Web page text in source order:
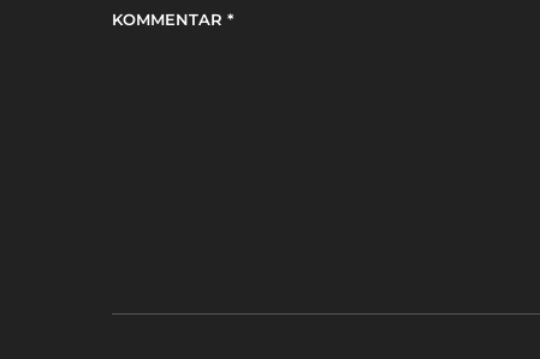
KOMMENTAR *